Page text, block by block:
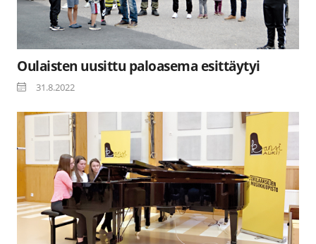
Oulaisten uusittu paloasema esittäytyi
31.8.2022